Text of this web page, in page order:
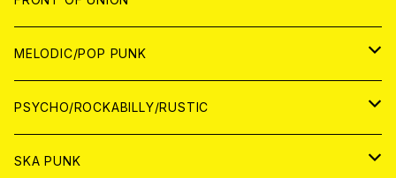
アナログ
CD
WORLD
アナログ
CD
MELODIC/POP PUNK
JAPAN
CD
WORLD
PSYCHO/ROCKABILLY/RUSTIC
JAPAN
SKA PUNK